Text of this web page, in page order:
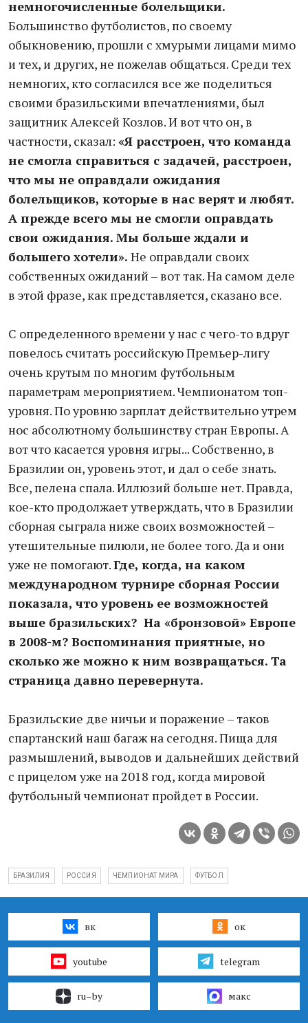
немногочисленные болельщики.
Большинство футболистов, по своему
обыкновению, прошли с хмурыми лицами мимо
и тех, и других, не пожелав общаться. Среди тех
немногих, кто согласился все же поделиться
своими бразильскими впечатлениями, был
защитник Алексей Козлов. И вот что он, в
частности, сказал: «Я расстроен, что команда
не смогла справиться с задачей, расстроен,
что мы не оправдали ожидания
болельщиков, которые в нас верят и любят.
А прежде всего мы не смогли оправдать
свои ожидания. Мы больше ждали и
большего хотели». Не оправдали своих
собственных ожиданий – вот так. На самом деле
в этой фразе, как представляется, сказано все.
С определенного времени у нас с чего-то вдруг
повелось считать российскую Премьер-лигу
очень крутым по многим футбольным
параметрам мероприятием. Чемпионатом топ-
уровня. По уровню зарплат действительно утрем
нос абсолютному большинству стран Европы. А
вот что касается уровня игры... Собственно, в
Бразилии он, уровень этот, и дал о себе знать.
Все, пелена спала. Иллюзий больше нет. Правда,
кое-кто продолжает утверждать, что в Бразилии
сборная сыграла ниже своих возможностей –
утешительные пилюли, не более того. Да и они
уже не помогают.Где, когда, на каком
международном турнире сборная России
показала, что уровень ее возможностей
выше бразильских? На «бронзовой» Европе
в 2008-м? Воспоминания приятные, но
сколько же можно к ним возвращаться. Та
страница давно перевернута.
Бразильские две ничьи и поражение – таков
спартанский наш багаж на сегодня. Пища для
размышлений, выводов и дальнейших действий
с прицелом уже на 2018 год, когда мировой
футбольный чемпионат пройдет в России.
БРАЗИЛИЯ РОССИЯ ЧЕМПИОНАТ МИРА ФУТБОЛ
вк ок
youtube telegram
ru–by макс